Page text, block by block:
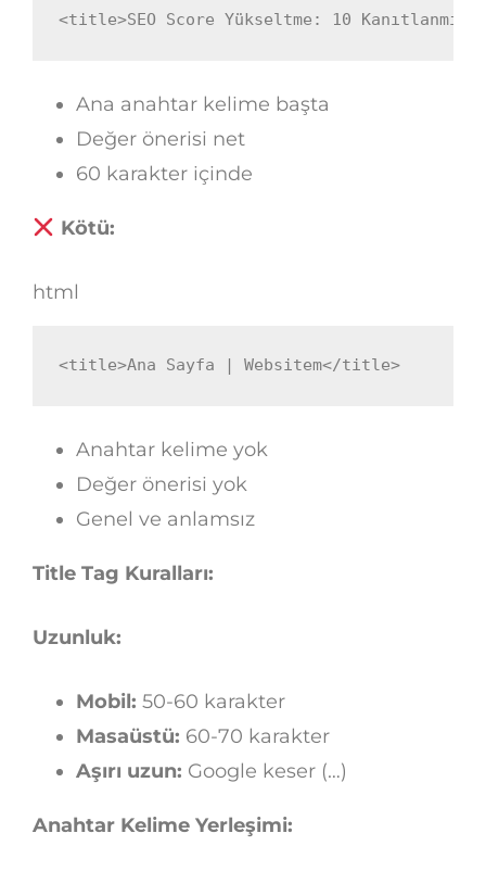
<title>SEO Score Yükseltme: 10
Ana anahtar kelime başta
Değer önerisi net
60 karakter içinde
Kötü:
html
<title>Ana Sayfa | Websitem</title>
Anahtar kelime yok
Değer önerisi yok
Genel ve anlamsız
Title Tag Kuralları:
Uzunluk:
Mobil: 50-60 karakter
Masaüstü: 60-70 karakter
Aşırı uzun: Google keser (…)
Anahtar Kelime Yerleşimi: